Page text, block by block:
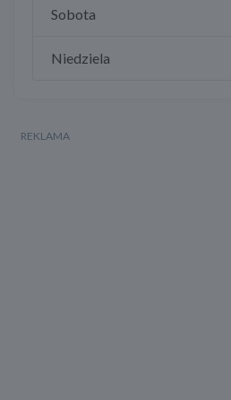
Sobota
Niedziela